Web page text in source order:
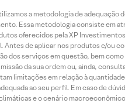
a metodologia de adequação
Essa metodologia consiste em
oferecidos pela XP
Antes de aplicar nos produtos e/ou
dos serviços em questão, bem
da sua ordem ou, ainda,
limitações em relação à
ao seu perfil. Em caso de
e o cenário